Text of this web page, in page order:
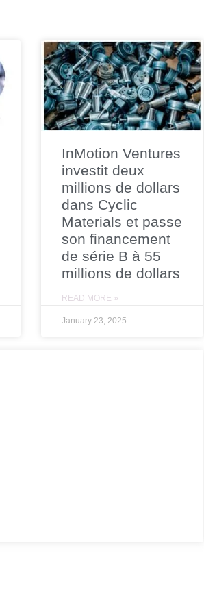
InMotion Ventures
investit deux
millions de dollars
dans Cyclic
Materials et passe
son financement
de série B à 55
millions de dollars
READ MORE »
January 23, 2025